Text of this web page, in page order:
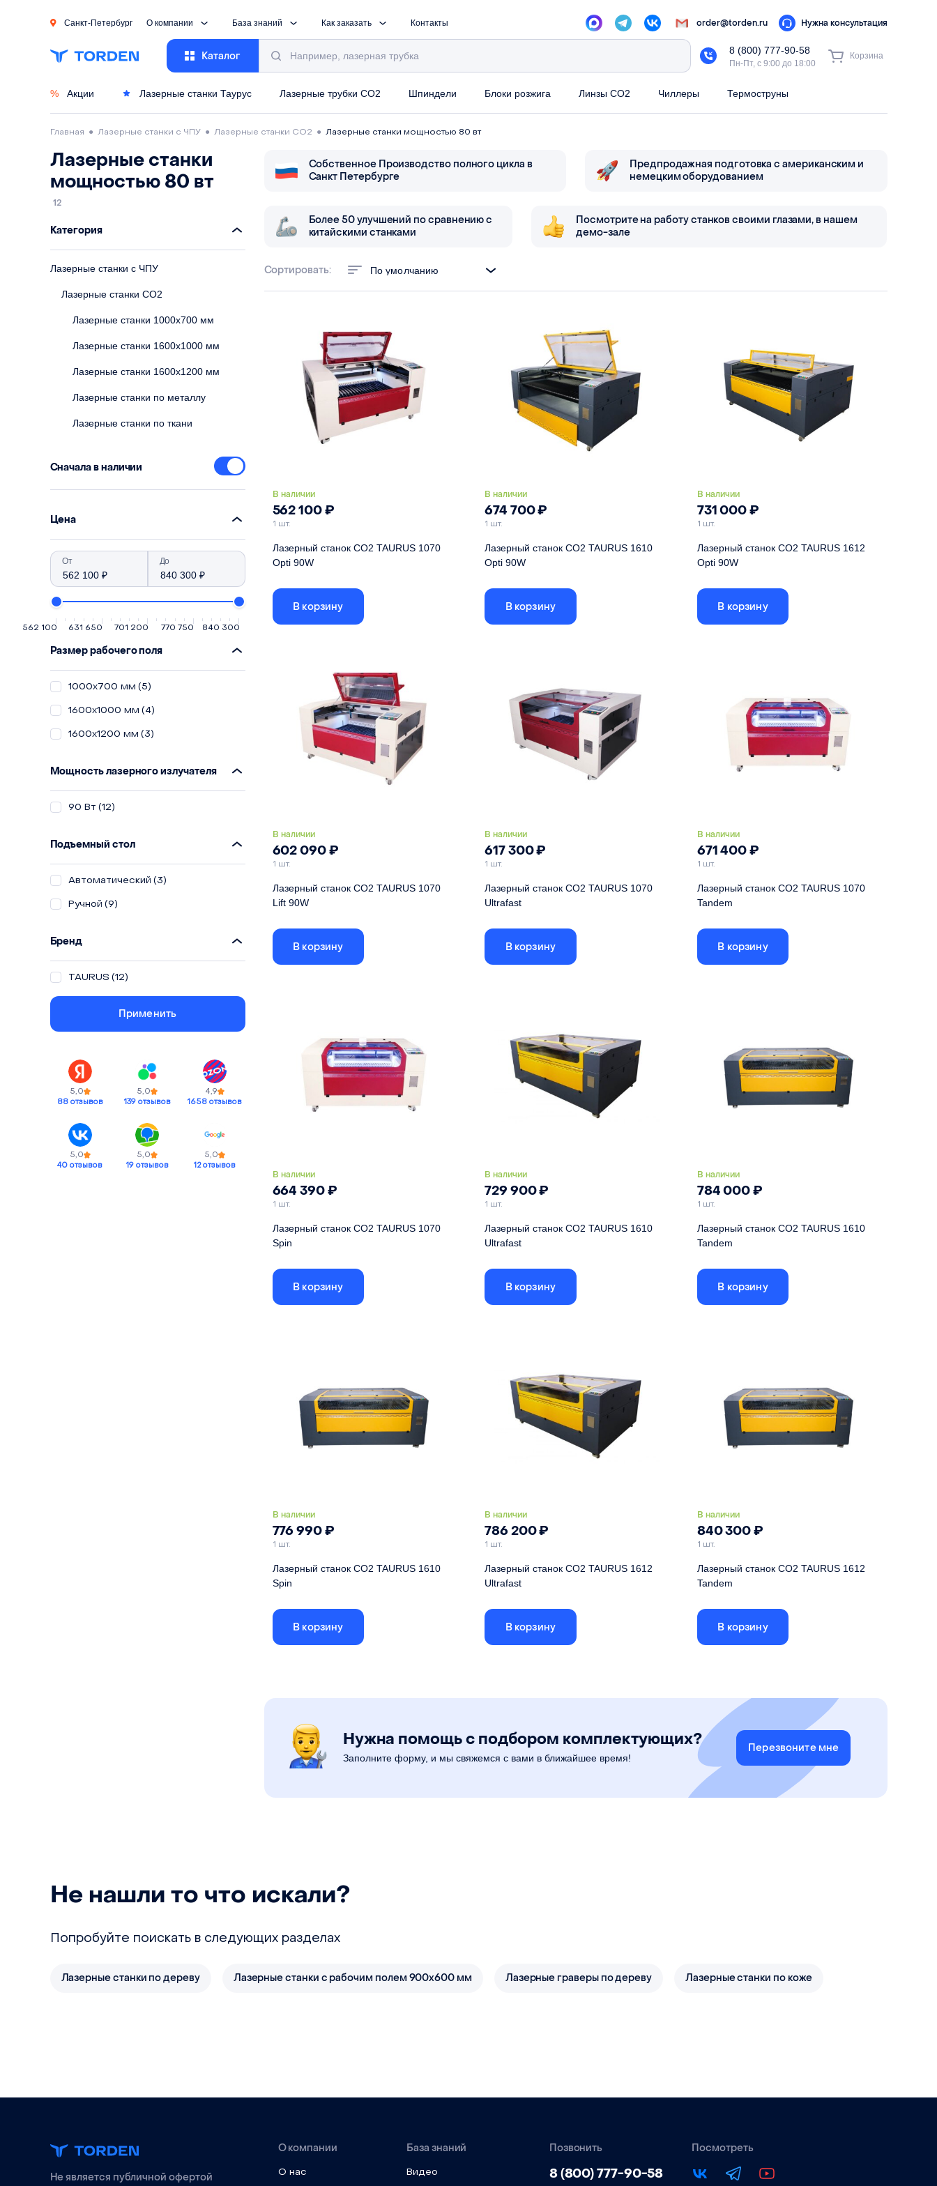
Санкт-Петербург О компании База знаний Как заказать Контакты order@torden.ru Нужна консультация
Каталог 8 (800) 777-90-58
Пн-Пт, с 9:00 до 18:00
Корзина
% Акции Лазерные станки Таурус Лазерные трубки CO2 Шпиндели Блоки розжига Линзы CO2 Чиллеры Термоструны
Главная ● Лазерные станки с ЧПУ● Лазерные станки CO2 ● Лазерные станки мощностью 80 вт
Лазерные станки
мощностью 80 вт
12
Категория
Лазерные станки с ЧПУ
Лазерные станки CO2
Лазерные станки 1000х700 мм
Лазерные станки 1600х1000 мм
Лазерные станки 1600х1200 мм
Лазерные станки по металлу
Лазерные станки по ткани
Сначала в наличии
Цена
От До
562 100 631 650 701 200 770 750 840 300
Размер рабочего поля
1000х700 мм (5)
1600х1000 мм (4)
1600х1200 мм (3)
Мощность лазерного излучателя
90 Вт (12)
Подъемный стол
Автоматический (3)
Ручной (9)
Бренд
TAURUS (12)
Применить
5,0
88 отзывов
5,0
139 отзывов
4,9
1658 отзывов
5,0
40 отзывов
5,0
19 отзывов
5,0
12 отзывов
Собственное Производство полного цикла в
Санкт Петербурге
Предпродажная подготовка с американским и
немецким оборудованием
Более 50 улучшений по сравнению с
китайскими станками
Посмотрите на работу станков своими глазами, в нашем
демо-зале
Сортировать: По умолчанию
В наличии
562 100₽
1 шт.
Лазерный станок СО2 TAURUS 1070
Opti 90W
Размер рабочего поля
Контроллер
Лазерная трубка CO2
Подъемный стол
В корзину
В наличии
674 700₽
1 шт.
Лазерный станок СО2 TAURUS 1610
Opti 90W
Размер рабочего поля
Контроллер
Лазерная трубка CO2
В корзину
В наличии
731 000₽
1 шт.
Лазерный станок СО2 TAURUS 1612
Opti 90W
Размер рабочего поля
Контроллер
Лазерная трубка CO2
В корзину
В наличии
602 090₽
1 шт.
Лазерный станок СО2 TAURUS 1070
Lift 90W
Размер рабочего поля
Контроллер
Лазерная трубка CO2
В корзину
В наличии
617 300₽
1 шт.
Лазерный станок СО2 TAURUS 1070
Ultrafast
Скорость работы свыше 1000 мм/с !
Размер рабочего поля
В корзину
В наличии
671 400₽
1 шт.
Лазерный станок CO2 TAURUS 1070
Tandem
Двухголовый лазерный станок с высокой
производительностью.
Размер рабочего поля
В корзину
В наличии
664 390₽
1 шт.
Лазерный станок CO2 TAURUS 1070
Spin
С поворотным устройством, отдельным
драйвером и разъемом подключения в
рабочей зоне.
В корзину
В наличии
729 900₽
1 шт.
Лазерный станок СО2 TAURUS 1610
Ultrafast
Скорость работы свыше 1000 мм/с !
Размер рабочего поля
В корзину
В наличии
784 000₽
1 шт.
Лазерный станок CO2 TAURUS 1610
Tandem
Двухголовый лазерный станок с высокой
производительностью.
Размер рабочего поля
В корзину
В наличии
776 990₽
1 шт.
Лазерный станок CO2 TAURUS 1610
Spin
С поворотным устройством, отдельным
драйвером и разъемом подключения в
рабочей зоне.
В корзину
В наличии
786 200₽
1 шт.
Лазерный станок СО2 TAURUS 1612
Ultrafast
Скорость работы свыше 1000 мм/с !
Размер рабочего поля
В корзину
В наличии
840 300₽
1 шт.
Лазерный станок CO2 TAURUS 1612
Tandem
Двухголовый лазерный станок с высокой
производительностью.
Размер рабочего поля
В корзину
Нужна помощь с подбором комплектующих?
Заполните форму, и мы свяжемся с вами в ближайшее время!
Перезвоните мне
Не нашли то что искали?
Попробуйте поискать в следующих разделах
Лазерные станки по дереву Лазерные станки с рабочим полем 900x600 мм Лазерные граверы по дереву Лазерные станки по коже
Не является публичной офертой
О компании
О нас
База знаний
Видео
Позвонить
8 (800) 777-90-58
Посмотреть